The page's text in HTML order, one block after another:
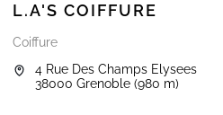
L.A'S COIFFURE
Coiffure
4 Rue Des Champs Elysees
38000 Grenoble (980 m)